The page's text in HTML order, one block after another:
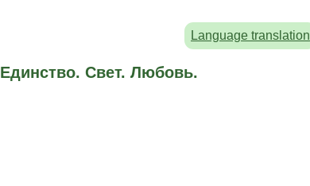
Language translation
Единство. Свет. Любовь.